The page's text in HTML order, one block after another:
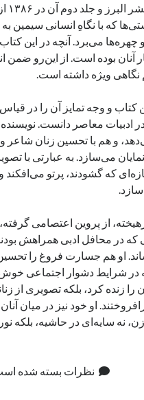
که با نگاهِ انسانی سیمین
چهره‌ها می‌برد. آنچه در این
آنان بوده است. از این‌رو ضمن
ویژه داشته است.
و وجه تمایز آن را در قیاس
در ادبیات معاصر دانست.
و هم با تحسین زنان شاعر و
می‌سازد. به عبارتی با
که گشودند، پرتو می‌افکند
از پروین اعتصامی
که در محافل ادبی همراهش
او هم جسارت فروغ را
در شرایط دشوار اجتماعی خوش
را زنده کرد، بلکه تصویری از
او خود نیز در میان
نه سایه‌ای در حاشیه، بلکه
نظرات بسته شده